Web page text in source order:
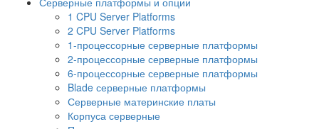
1 CPU Server Platforms
2 CPU Server Platforms
1-процессорные серверные платформы
2-процессорные серверные платформы
6-процессорные серверные платформы
Blade серверные платформы
Серверные материнские платы
Корпуса серверные